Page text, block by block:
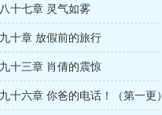
十七章 灵气如雾
十章 放假前的旅行
十三章 肖倩的震惊
十六章 你爸的电话！（第一更）